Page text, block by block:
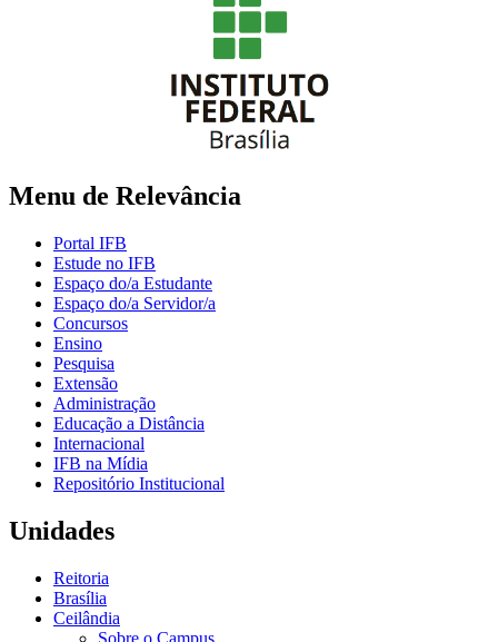
Menu de Relevância
Portal IFB
Estude no IFB
Espaço do/a Estudante
Espaço do/a Servidor/a
Concursos
Ensino
Pesquisa
Extensão
Administração
Educação a Distância
Internacional
IFB na Mídia
Repositório Institucional
Unidades
Reitoria
Brasília
Ceilândia
Sobre o Campus